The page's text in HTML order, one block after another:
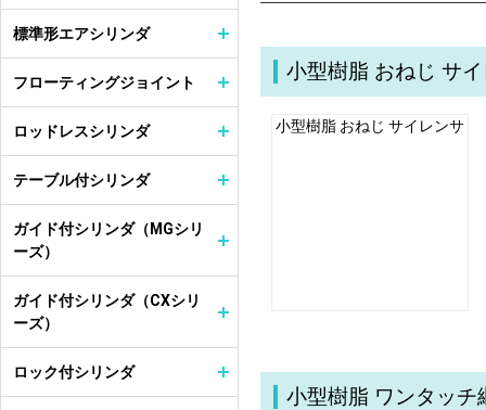
小型樹脂 おねじ サ
小型樹脂 おねじ サイレンサ
小型樹脂 ワンタッチ
標準形エアシリンダ
フローティングジョイント
ロッドレスシリンダ
テーブル付シリンダ
ガイド付シリンダ（MGシリ
ーズ）
ガイド付シリンダ（CXシリ
ーズ）
ロック付シリンダ